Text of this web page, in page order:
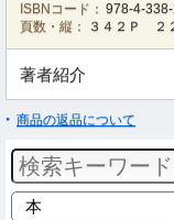
ISBNコード： 978-4-
頁数・縦：
３４２Ｐ ２
著者紹介
商品の返品について